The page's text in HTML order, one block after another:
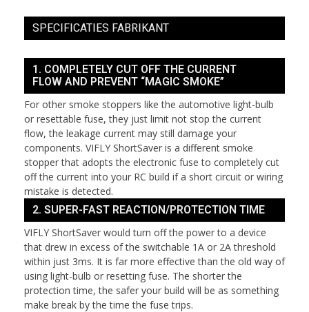
SPECIFICATIES FABRIKANT
1. COMPLETELY CUT OFF THE CURRENT
FLOW AND PREVENT “MAGIC SMOKE”
For other smoke stoppers like the automotive light-bulb
or resettable fuse, they just limit not stop the current
flow, the leakage current may still damage your
components. VIFLY ShortSaver is a different smoke
stopper that adopts the electronic fuse to completely cut
off the current into your RC build if a short circuit or wiring
mistake is detected.
2. SUPER-FAST REACTION/PROTECTION TIME
VIFLY ShortSaver would turn off the power to a device
that drew in excess of the switchable 1A or 2A threshold
within just 3ms. It is far more effective than the old way of
using light-bulb or resetting fuse. The shorter the
protection time, the safer your build will be as something
make break by the time the fuse trips.